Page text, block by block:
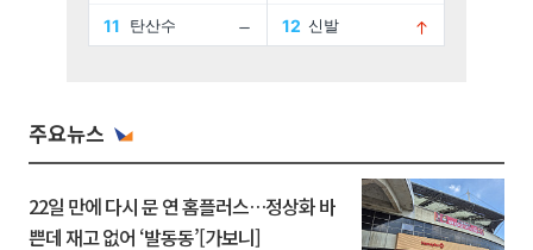
주요뉴스
22일 만에 다시 문 연 홈플러스…정상화 바
쁜데 재고 없어 ‘발동동’[가보니]